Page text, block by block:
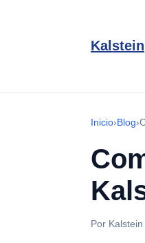
Kalstein
Inicio›Blog›
Por Kalstein